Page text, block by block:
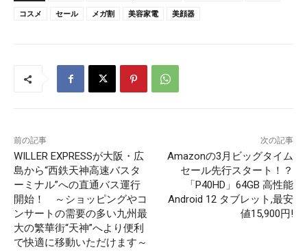
コスメ
セール メガ割 美容家電 美顔器
前の記事
WILLER EXPRESSが大阪・広
島から“西鉄天神高速バスタ
ーミナル”への直通バス運行
開始！ ～ショッピングやコ
ンサートの需要の多い九州最
大の繁華街“天神”へより便利
で快適に移動いただけます～
次の記事
Amazonの3月ビッグタイム
セール先行スタート！？
「P40HD」64GB 高性能
Android 12 タブレット,最安
値15,900円!